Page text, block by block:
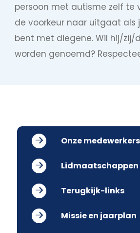
persoon met autisme zelf te
de voorkeur naar uitgaat als
bent met diegene. Wil hij/zij/
worden genoemd?
Onze medewerkers
Lidmaatschappen
Terugkijk-links
Missie en jaarplan